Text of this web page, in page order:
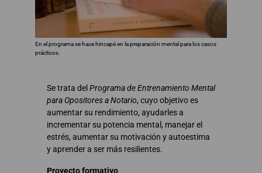
En el programa se hace hincapé en la preparación mental para los casos
prácticos.
Se trata del Programa de Entrenamiento Mental
para Opositores a Notario, cuyo objetivo es
aumentar su rendimiento, ayudarles a
incrementar su potencia mental, manejar el
estrés, aumentar su motivación y autoestima
y aprender a ser más resilientes.
Proyecto formativo